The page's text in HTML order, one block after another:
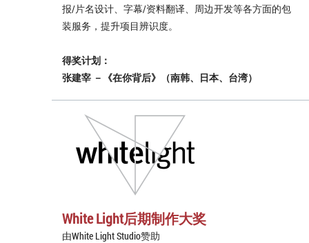
报/片名设计、字幕/资料翻译、周边开发等各方面的包
装服务，提升项目辨识度。
得奖计划：
张建宰 －《在你背后》（南韩、日本、台湾）
White Light后期制作大奖
由White Light Studio赞助